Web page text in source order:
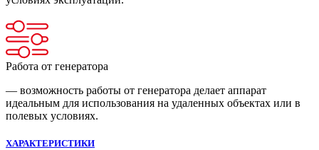
Работа от генератора
— возможность работы от генератора делает аппарат
идеальным для использования на удаленных объектах или в
полевых условиях.
ХАРАКТЕРИСТИКИ